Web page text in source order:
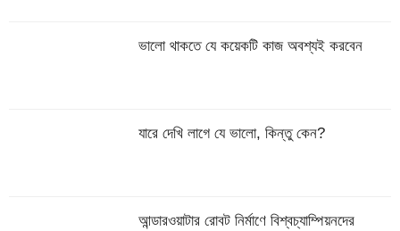
ভালো থাকতে যে কয়েকটি কাজ অবশ্যই করবেন
যারে দেখি লাগে যে ভালো, কিন্তু কেন?
আন্ডারওয়াটার রোবট নির্মাণে বিশ্বচ্যাম্পিয়নদের